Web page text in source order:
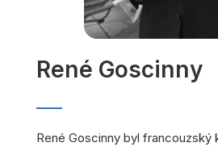
René Goscinny
René Goscinny byl francouzský